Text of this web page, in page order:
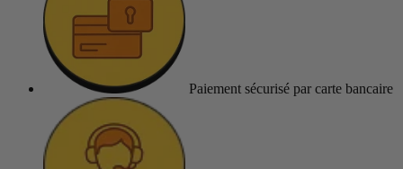
Paiement sécurisé par carte bancaire